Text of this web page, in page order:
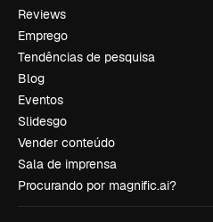
Reviews
Emprego
Tendências de pesquisa
Blog
Eventos
Slidesgo
Vender conteúdo
Sala de imprensa
Procurando por magnific.ai?